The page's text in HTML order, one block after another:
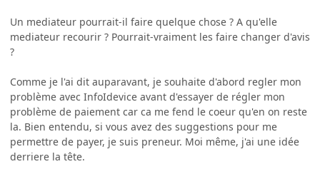
Un mediateur pourrait-il faire quelque chose ? A qu'elle
mediateur recourir ? Pourrait-vraiment les faire changer d'avis
?
Comme je l'ai dit auparavant, je souhaite d'abord regler mon
problème avec InfoIdevice avant d'essayer de régler mon
problème de paiement car ca me fend le coeur qu'en on reste
la. Bien entendu, si vous avez des suggestions pour me
permettre de payer, je suis preneur. Moi même, j'ai une idée
derriere la tête.